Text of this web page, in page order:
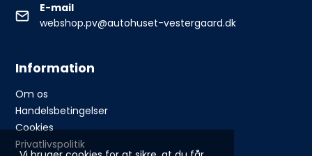
E-mail
webshop.pv@autohuset-vestergaard.dk
Information
Om os
Handelsbetingelser
Cookies
Privatlivspolitik